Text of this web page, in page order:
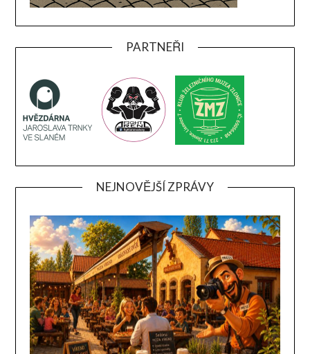
PARTNEŘI
NEJNOVĚJŠÍ ZPRÁVY